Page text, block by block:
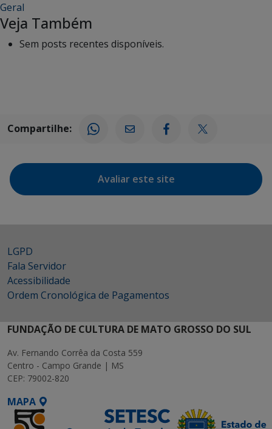
Geral
Veja Também
Sem posts recentes disponíveis.
Compartilhe:
Avaliar este site
LGPD
Fala Servidor
Acessibilidade
Ordem Cronológica de Pagamentos
FUNDAÇÃO DE CULTURA DE MATO GROSSO DO SUL
Av. Fernando Corrêa da Costa 559
Centro - Campo Grande | MS
CEP: 79002-820
MAPA